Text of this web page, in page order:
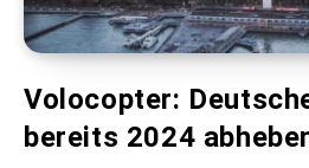
Volocopter:
bereits 2024